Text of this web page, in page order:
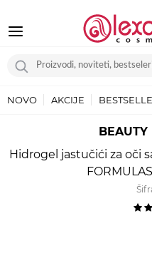
NOVO AKCIJE
BEAUTY
Hidrogel jastučići za oči